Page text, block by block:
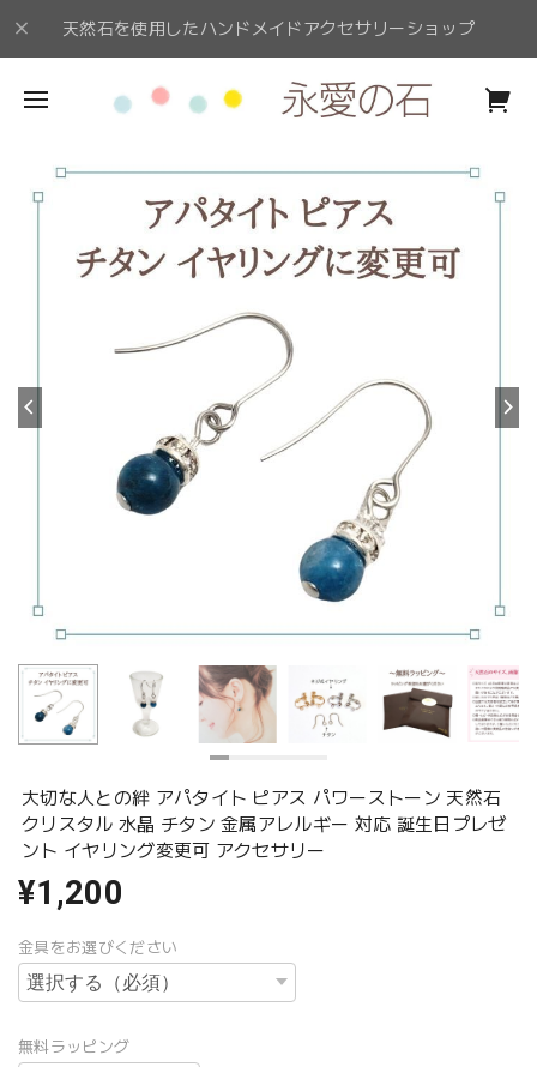
天然石を使用したハンドメイドアクセサリーショップ
大切な人との絆 アパタイト ピアス パワーストーン 天然石
クリスタル 水晶 チタン 金属アレルギー 対応 誕生日プレゼ
ント イヤリング変更可 アクセサリー
¥1,200
金具をお選びください
無料ラッピング